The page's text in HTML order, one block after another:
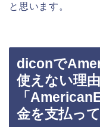
と思います。
diconで
使えない理由
「
金を支払っ